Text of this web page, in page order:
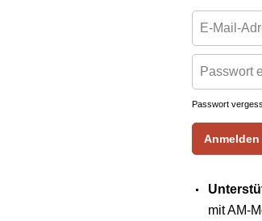
Passwort
Anmelden
mit AM-